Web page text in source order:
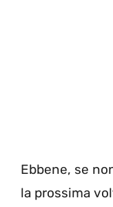
Ebbene, se
la prossima